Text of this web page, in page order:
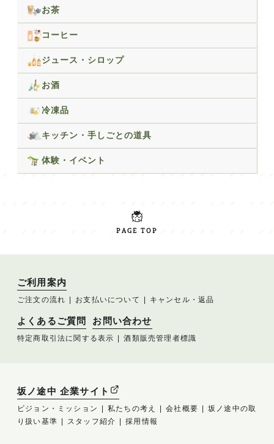
お茶
コーヒー
ジュース・シロップ
お酒
冷凍品
キッチン・手しごとの道具
体験・イベント
PAGE TOP
ご利用案内
ご注文の流れ お支払いについて キャンセル・返品
よくあるご質問 お問い合わせ
特定商取引法に関する表示 酒類販売管理者標識
坂ノ途中 企業サイト
ビジョン・ミッション 私たちの考え 会社概要
坂ノ途中の取
り扱い基準
スタッフ紹介 採用情報